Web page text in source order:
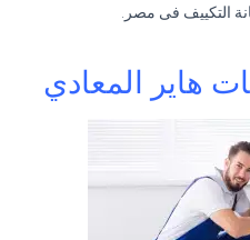
التكييف فى مصر.
هاير المعادي